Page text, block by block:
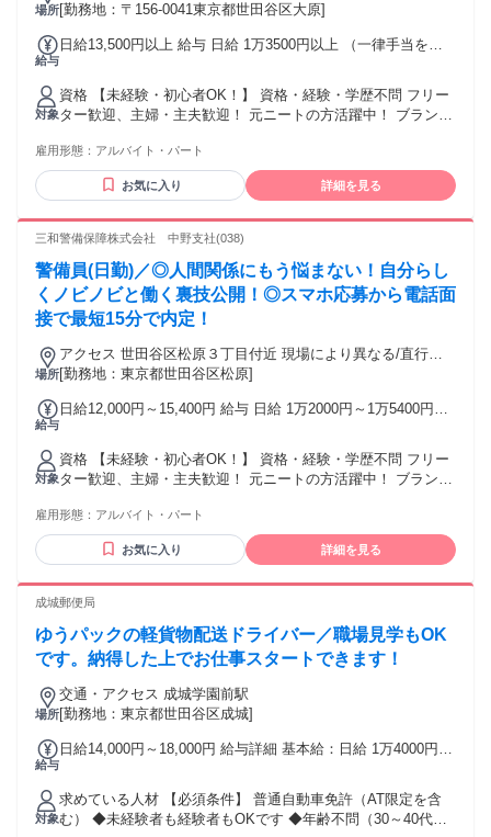
場所帰/勤務地相談可 ■電話面接■来社不要■即日勤務
[勤務地：〒156-0041東京都世田谷区大原]
給与
日給13,500円以上 給与 日給 1万3500円以上 （一律手当を含
払いOK！□■ ━━━━━━━━━━━━━━━━ お財布がさ
みしくても安心！ 【週払い制】【毎週水曜給料日】 なんと！
日払いも可（当日入金） ━━━━━━━━━━━━━━━━
＼＼＼｜｜｜｜／／／ 初回30日勤務で 【49万円以上を
社祝い金5万円 研修手当3.6万円
対象
資格 【未経験・初心者OK！】 資格・経験・学歴不問 フリー
ター歓迎、主婦・主夫歓迎！ 元ニートの方活躍中！ ブランク
型・髪色自由！ 長期歓迎！経験者・有資格者歓迎！ 【ミド
ル・シニア世代活躍中！】 40代～50代のミドルや中高年から
60代以上のシニア世代も活躍中！ 【以下でお探しの方にも
備、現場作業、 軽作業、整備など 【下記の資格ある方歓
指導責任者 ＊列車見張員
┏━━━━━━━━━━━━━━━┓ 現場の人数は十分に配
置！ 力仕事なし！休憩スペースあり！
┗━━━━━━━━━━━━━━━┛ ハローワークでお仕事
を探されている方も ご応募ください！ 年齢の条件と理由：18
歳以上（警備業法による）
雇用形態： アルバイト・パート
お気に入り 詳細を見る
三和警備保障株式会社 中野支社(038)
警備員(日勤)／◎人間関係にもう悩まない！自分らし
くノビノビと働く裏技公開！◎スマホ応募から電話面
接で最短15分で内定！
場所
アクセス 世田谷区松原３丁目付近 現場により異なる/直行直
帰/勤務地相談可 ■電話面接■来社不要■即日勤務
[勤務地：東京都世田谷区松原]
給与
日給12,000円～15,400円 給与 日給 1万2000円～1万5400円
原則週払い！日払いOK！□■
━━━━━━━━━━━━━━━━ お財布がさみしくても安
心！ 【週払い制】【毎週水曜給料日】 なんと！日払いも可
（当日入金） ━━━━━━━━━━━━━━━━ ＼＼＼｜｜
｜｜｜＼＼＼ 日給1万2000円×初回30日 入社祝い金5万円 研修
手当3.6万円
対象
資格 【未経験・初心者OK！】 資格・経験・学歴不問 フリー
ター歓迎、主婦・主夫歓迎！ 元ニートの方活躍中！ ブランク
型・髪色自由！ 長期歓迎！経験者・有資格者歓迎！ 【以下で
お探しの方にも◎】 施設警備、常駐警備、施設管理、 大学・
学校・病院警備、現場作業、 軽作業、整備など 【下記の資格
＊警備員指導責任者 ＊列車見張員
置！ 力仕事なし！休憩スペースあり！
┗━━━━━━━━━━━━━━━┛ ハローワークでお仕事
歳以上（警備業法による）
雇用形態： アルバイト・パート
お気に入り 詳細を見る
成城郵便局
ゆうパックの軽貨物配送ドライバー／職場見学もOK
です。納得した上でお仕事スタートできます！
場所
交通・アクセス 成城学園前駅
[勤務地：東京都世田谷区成城]
給与
日給14,000円～18,000円 給与詳細 基本給：日給 1万4000円
勤・家族手当金額：なし 全員に一律で支払われるその他手当
金額：なし ①8：00～17：00（休憩１時間）日給14,000円
②8：00～20：00（休憩１時間）日給18,000円 ◆日払い/週払
対象
求めている人材 【必須条件】 普通自動車免許（AT限定を含
む） ◆未経験者も経験者もOKです ◆年齢不問（30～40代も